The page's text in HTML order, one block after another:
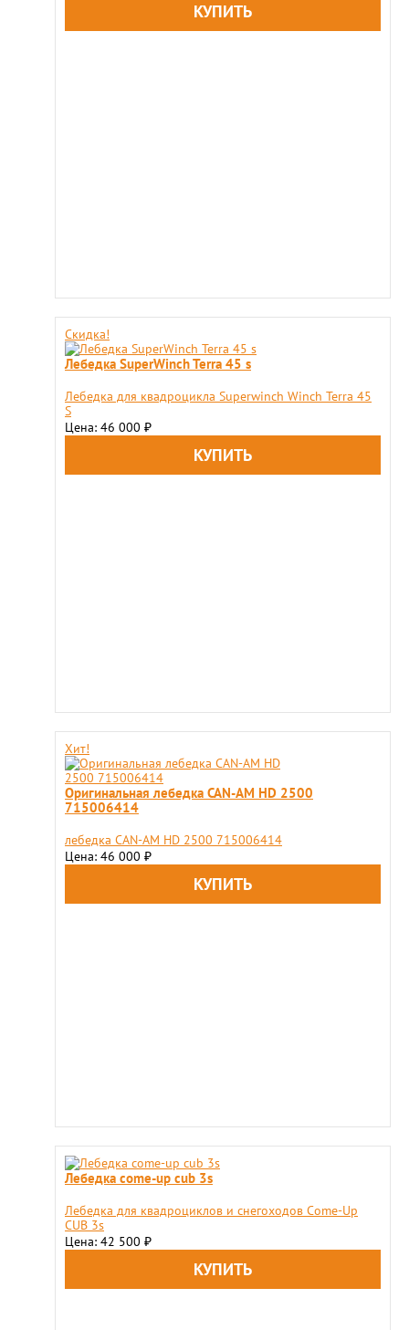
Скидка!
Лебедка SuperWinch Terra 45 s
Лебедка для квадроцикла Superwinch Winch Terra 45
S
Цена: 46 000 ₽
Хит!
Оригинальная лебедка CAN-AM HD 2500
715006414
лебедка CAN-AM HD 2500 715006414
Цена: 46 000 ₽
Лебедка come-up cub 3s
Лебедка для квадроциклов и снегоходов Come-Up
CUB 3s
Цена: 42 500 ₽